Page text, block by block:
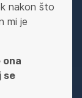
nakon što
mi je
ona
se